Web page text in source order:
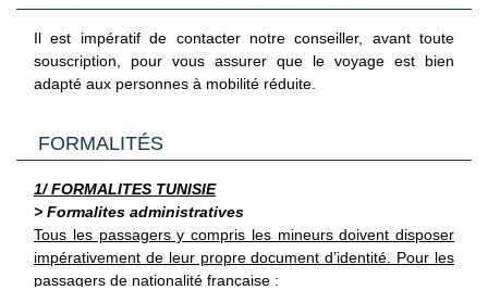
Il est impératif de contacter notre conseiller, avant toute
souscription, pour vous assurer que le voyage est bien
adapté aux personnes à mobilité réduite.
FORMALITÉS
1/ FORMALITES TUNISIE
> Formalites administratives
Tous les passagers y compris les mineurs doivent disposer
impérativement de leur propre document d’identité. Pour les
passagers de nationalité française :